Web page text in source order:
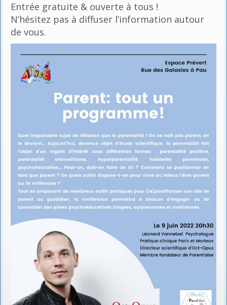
Entrée gratuite & ouverte à tous !
N’hésitez pas à diffuser l’information autour
de vous.